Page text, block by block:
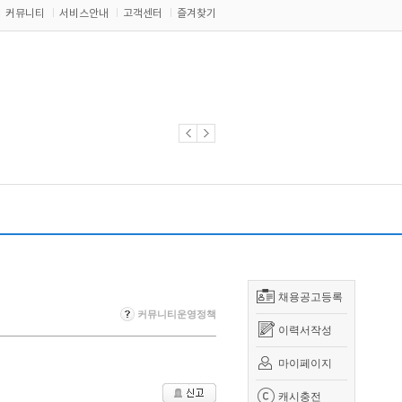
커뮤니티 서비스안내 고객센터 즐겨찾기
채용공고등록
이력서작성
마이페이지
캐시충전
커뮤니티운영정책